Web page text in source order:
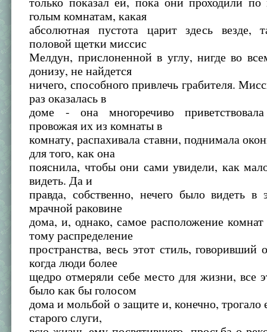
голым комнатам, какая
абсолютная пустота царит здесь везде,
половой щетки миссис
Мелдун, прислоненной в углу, нигде во
донизу, не найдется
ничего, способного привлечь грабителя.
раз оказалась в
доме - она многоречиво приветствовала
провожая их из комнаты в
комнату, распахивала ставни, поднимала
для того, как она
пояснила, чтобы они сами увидели, как
видеть. Да и
правда, собственно, нечего было видеть в
мрачной раковине
дома, и, однако, самое расположение
тому распределение
пространства, весь этот стиль, говоривший
когда люди более
щедро отмеряли себе место для жизни, все
было как бы голосом
дома и мольбой о защите и, конечно, трогало
старого слуги,